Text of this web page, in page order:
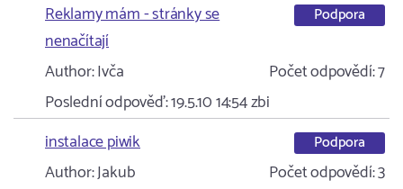
Reklamy mám - stránky se
nenačítají
Podpora
Author:Ivča Počet odpovědí:7
Poslední odpověď:19.5.10 14:54zbi
instalace piwik
Podpora
Author:Jakub Počet odpovědí:3